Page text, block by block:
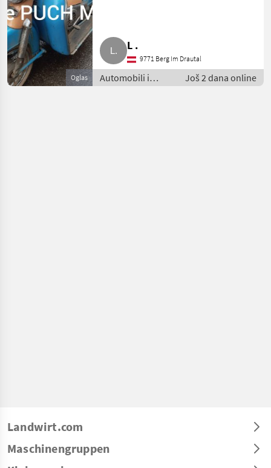
Oglas
L .
9771 Berg Im Drautal
Automobili i
motocikli / Motori
Još 2 dana online
Landwirt.com
Maschinengruppen